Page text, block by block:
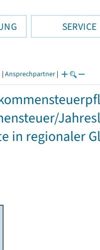
SERVICE
| Ansprechpartner |
in regionaler